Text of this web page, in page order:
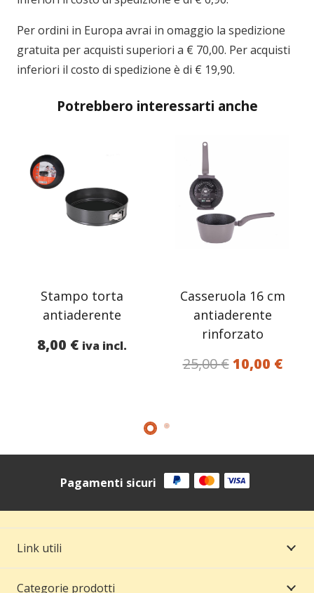
Per ordini in Europa avrai in omaggio la spedizione
gratuita per acquisti superiori a € 70,00. Per acquisti
inferiori il costo di spedizione è di € 19,90.
Potrebbero interessarti anche
Stampo torta
antiaderente
8,00 € iva incl.
Casseruola 16 cm
antiaderente
rinforzato
25,00€ Il
10,00 €Il
Pagamenti sicuri
Link utili
Categorie prodotti